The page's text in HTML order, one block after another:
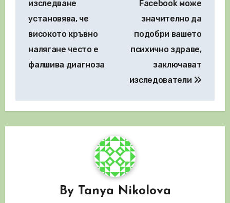
изследване
установява, че
високото кръвно
налягане често е
фалшива диагноза
Facebook може
значително да
подобри вашето
психично здраве,
заключават
изследователи
By Tanya Nikolova